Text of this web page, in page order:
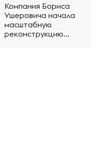
Компания Бориса
Ушеровича начала
масштабную
реконструкцию